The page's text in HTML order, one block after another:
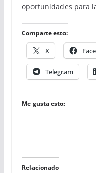
oportunidades para
Comparte esto:
X
Telegram
Me gusta esto:
Relacionado